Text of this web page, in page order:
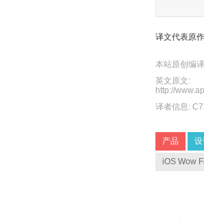
译文代表原
本站原创编
英文原文:
http://
译者信息:
产品
iOS Wow